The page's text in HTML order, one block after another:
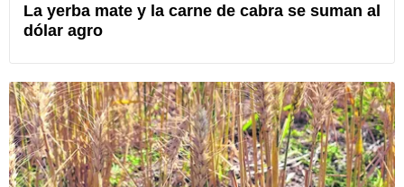
La yerba mate y la carne de cabra se suman al
dólar agro